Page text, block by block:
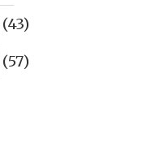
(43)
(57)